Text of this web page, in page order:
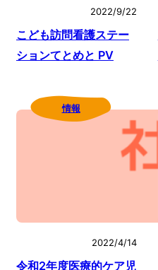
2022/9/22
こども訪問看護ステー
ションてとめと PV
情報
2022/4/14
令和2年度医療的ケア児